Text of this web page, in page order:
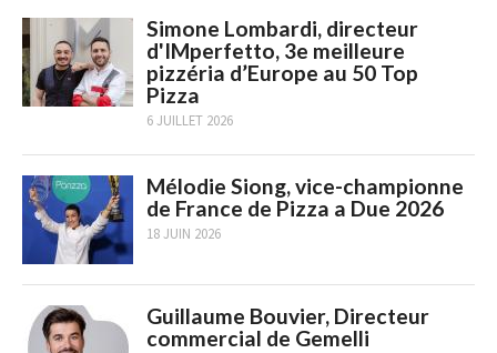
Simone Lombardi, directeur
d'IMperfetto, 3e meilleure
pizzéria d’Europe au 50 Top
Pizza
6 JUILLET 2026
Mélodie Siong, vice-championne
de France de Pizza a Due 2026
18 JUIN 2026
Guillaume Bouvier, Directeur
commercial de Gemelli